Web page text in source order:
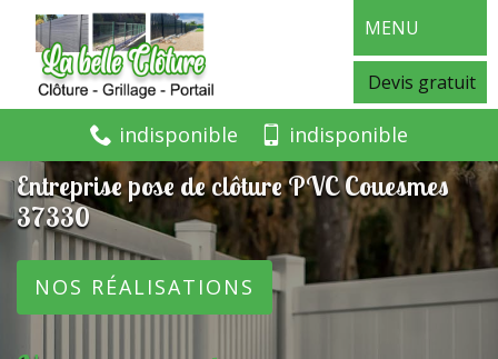
MENU
Devis gratuit
indisponible indisponible
Entreprise pose de clôture PVC Couesmes
37330
NOS RÉALISATIONS